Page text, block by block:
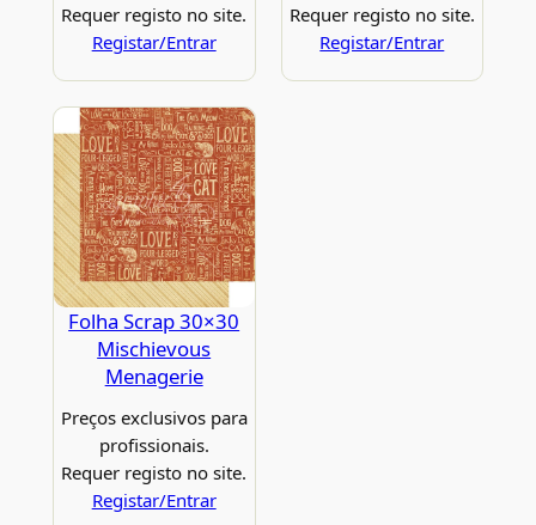
Requer registo no site.
Registar/Entrar
Requer registo no site.
Registar/Entrar
Folha Scrap 30×30
Mischievous
Menagerie
Preços exclusivos para
profissionais.
Requer registo no site.
Registar/Entrar